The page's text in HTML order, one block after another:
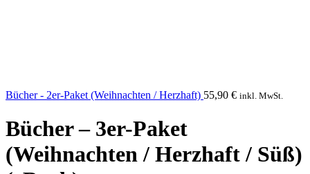
Bücher - 2er-Paket (Weihnachten / Herzhaft) 55,90 € inkl. MwSt.
Bücher – 3er-Paket
(Weihnachten / Herzhaft / Süß)